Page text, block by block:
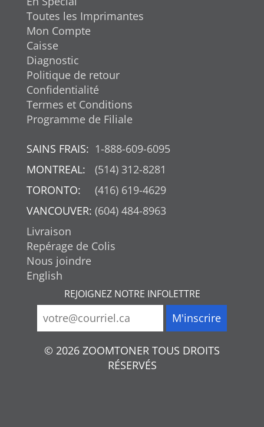
Toutes les Imprimantes
Mon Compte
Caisse
Diagnostic
Politique de retour
Confidentialité
Termes et Conditions
Programme de Filiale
SAINS FRAIS: 1-888-609-6095
MONTREAL:
(514) 312-8281
TORONTO:
(416) 619-4629
VANCOUVER: (604) 484-8963
Livraison
Repérage de Colis
Nous joindre
English
REJOIGNEZ NOTRE INFOLETTRE
© 2026 ZOOMTONER TOUS DROITS
RÉSERVÉS